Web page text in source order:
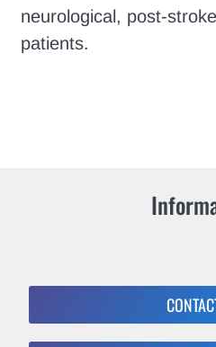
neurological, post-
patients.